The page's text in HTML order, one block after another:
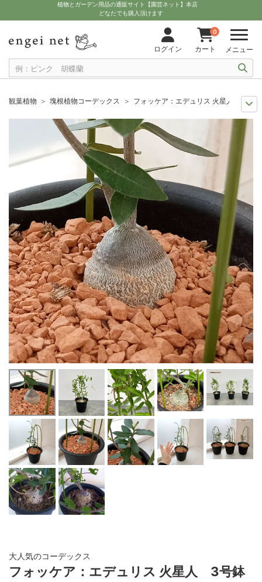
植物とガーデン用品の通販サイト【園芸ネット】本店
どなたでも購入頂けます
ログイン
0
カート メニュー
観葉植物 塊根植物コーデックス
フォッケア：エデュリス 火星人 3号鉢
観葉植物特集
ポットサイズ別 3号～3.5号
フォッケア：エデュリス
珍奇植物ビザールプランツ フォッケア：エデュリス 火星
大人気のコーデックス
フォッケア：エデュリス 火星人 3号鉢